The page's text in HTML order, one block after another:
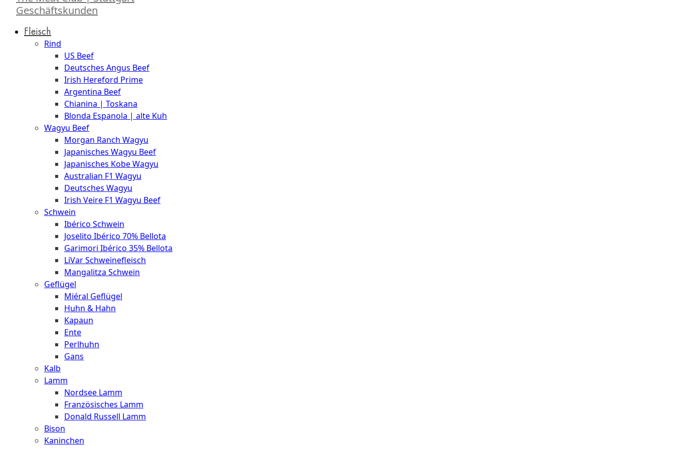
Geschäftskunden
Fleisch
Rind
US Beef
Deutsches Angus Beef
Irish Hereford Prime
Argentina Beef
Chianina | Toskana
Blonda Espanola | alte Kuh
Wagyu Beef
Morgan Ranch Wagyu
Japanisches Wagyu Beef
Japanisches Kobe Wagyu
Australian F1 Wagyu
Deutsches Wagyu
Irish Veire F1 Wagyu Beef
Schwein
Ibérico Schwein
Joselito Ibérico 70% Bellota
Garimori Ibérico 35% Bellota
LiVar Schweinefleisch
Mangalitza Schwein
Geflügel
Miéral Geflügel
Huhn & Hahn
Kapaun
Ente
Perlhuhn
Gans
Kalb
Lamm
Nordsee Lamm
Französisches Lamm
Donald Russell Lamm
Bison
Kaninchen